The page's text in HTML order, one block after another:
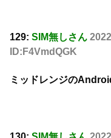
129: SIM無しさん
ID:F4VmdQGK
ミッドレンジの